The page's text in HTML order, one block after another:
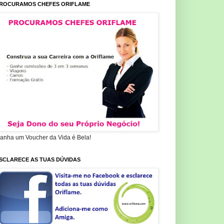
CHEFES ORIFLAME
um Voucher da Vida é Bela!
AS TUAS DÚVIDAS